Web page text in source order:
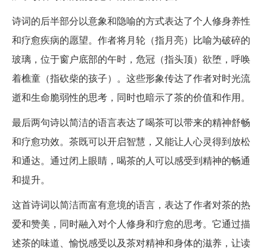
诗词的后半部分以意象和隐喻的方式表达了个人修身养性
和疗愈疾病的愿望。作者将月轮（指月亮）比喻为破碎的
玻璃，位于窗户底部的午时，危冠（指头顶）欲堕，呼唤
着樵童（指砍柴的孩子）。这些形象传达了作者对时光流
逝和生命脆弱性的思考，同时也暗示了茶的价值和作用。
最后两句诗以简洁的语言表达了喝茶可以带来的精神舒畅
和疗愈功效。茶既可以开启智慧，又能让人心灵得到放松
和通达。通过闭上眼睛，喝茶的人可以感受到精神的畅通
和提升。
这首诗词以简洁而富有意境的语言，表达了作者对茶的热
爱和赞美，同时融入对个人修身和疗愈的思考。它通过描
述茶的味道、愉悦感受以及茶对精神和身体的滋养，让读